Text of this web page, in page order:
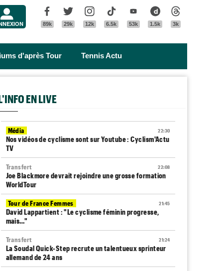
Facebook
89k
Twitter
29k
Instagram
12k
Tik Tok
6.5k
Youtube
53k
Dailymotion
1.5k 3k
d'après Tour Tennis Actu
EN LIVE
22:30
Média
Nos vidéos de cyclisme sont sur Youtube : Cyclism'Actu
TV
22:08
Transfert
Joe Blackmore devrait rejoindre une grosse formation
WorldTour
21:45
Tour de France Femmes
David Lappartient : "Le cyclisme féminin progresse,
mais…"
21:24
Transfert
La Soudal Quick-Step recrute un talentueux sprinteur
allemand de 24 ans